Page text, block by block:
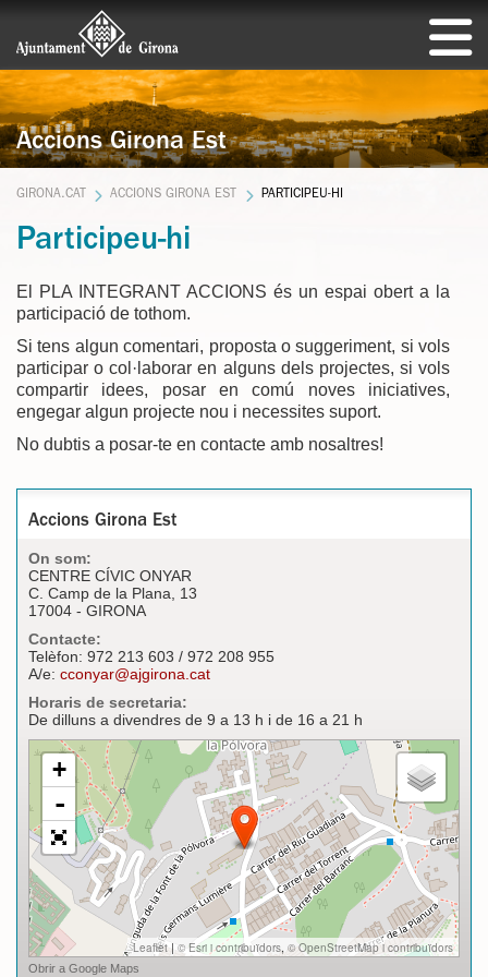
Accions Girona Est
GIRONA.CAT ACCIONS GIRONA EST PARTICIPEU-HI
Participeu-hi
El PLA INTEGRANT ACCIONS és un espai obert a la
participació de tothom.
Si tens algun comentari, proposta o suggeriment, si vols
participar o col·laborar en alguns dels projectes, si vols
compartir idees, posar en comú noves iniciatives,
engegar algun projecte nou i necessites suport.
No dubtis a posar-te en contacte amb nosaltres!
Accions Girona Est
On som:
CENTRE CÍVIC ONYAR
C. Camp de la Plana, 13
17004 - GIRONA
Contacte:
Telèfon: 972 213 603 / 972 208 955
A/e: cconyar@ajgirona.cat
Horaris de secretaria:
De dilluns a divendres de 9 a 13 h i de 16 a 21 h